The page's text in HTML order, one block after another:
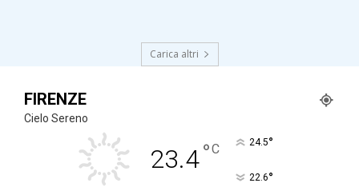
Carica altri
FIRENZE
Cielo Sereno
23.4°C 24.5°
22.6°